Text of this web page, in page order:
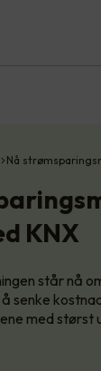
Nå
KNX
står nå
senke
med størst